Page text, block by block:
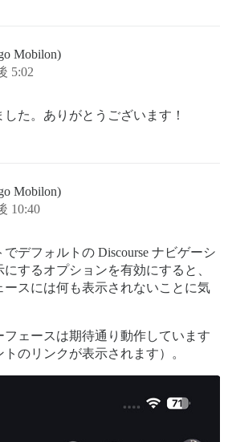
Mobilon)
5:02
た。ありがとうございます！
Mobilon)
10:40
デフォルトの Discourse ナビゲーシ
するオプションを有効にすると、
ースには何も表示されないことに気
ェースは期待通り動作しています
トのリンクが表示されます）。